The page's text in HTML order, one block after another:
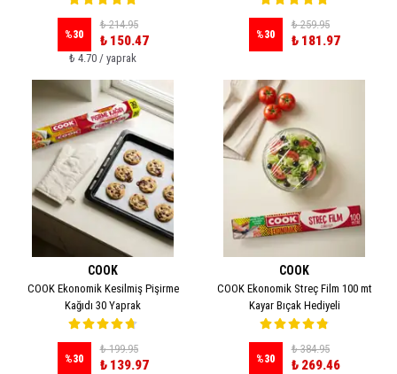
%30
₺ 214.95
₺ 150.47
₺ 4.70 / yaprak
%30
₺ 259.95
₺ 181.97
COOK
COOK Ekonomik Kesilmiş Pişirme
Kağıdı 30 Yaprak
%30
₺ 199.95
₺ 139.97
COOK
COOK Ekonomik Streç Film 100 mt
Kayar Bıçak Hediyeli
%30
₺ 384.95
₺ 269.46